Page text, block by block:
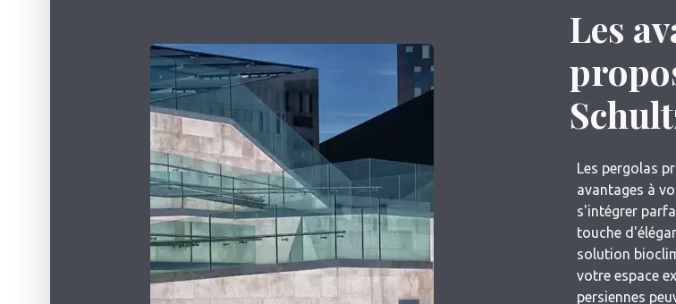
Les
Les pergolas
avantages à
s'intégrer
touche
solution
votre espace
persiennes